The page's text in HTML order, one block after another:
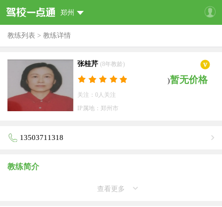
郑州
教练列表 > 教练详情
张桂芹 (8年教龄)
)暂无价格
关注：0人关注
IP属地：郑州市
13503711318
教练简介
查看更多